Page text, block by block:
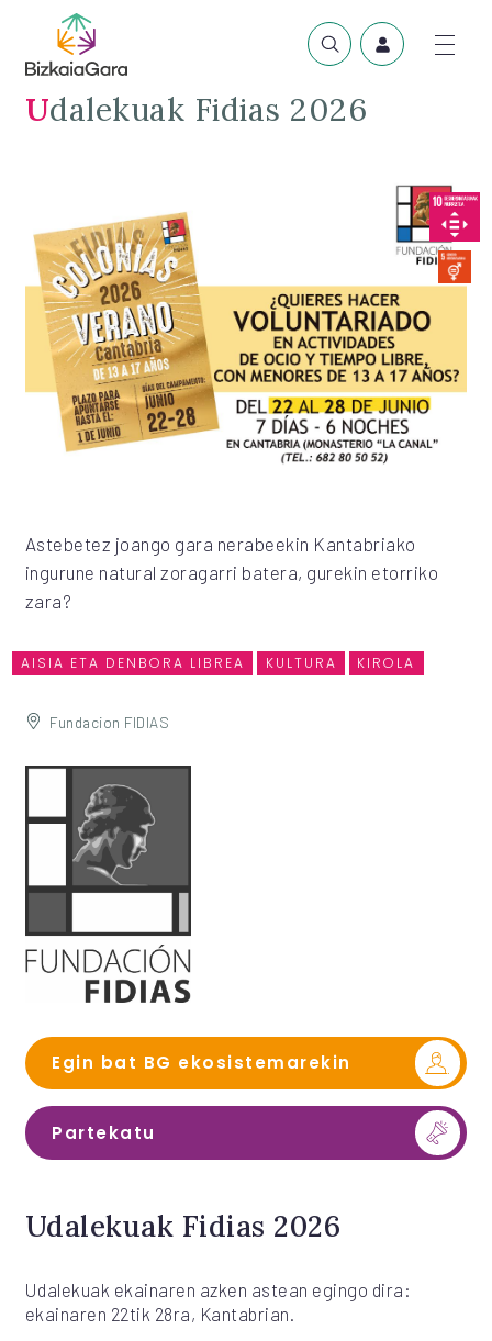
Udalekuak Fidias 2026
Astebetez joango gara nerabeekin Kantabriako
ingurune natural zoragarri batera, gurekin etorriko
zara?
AISIA ETA DENBORA LIBREA KULTURA KIROLA
Fundacion FIDIAS
Egin bat BG ekosistemarekin
Partekatu
Udalekuak Fidias 2026
Udalekuak ekainaren azken astean egingo dira:
ekainaren 22tik 28ra, Kantabrian.